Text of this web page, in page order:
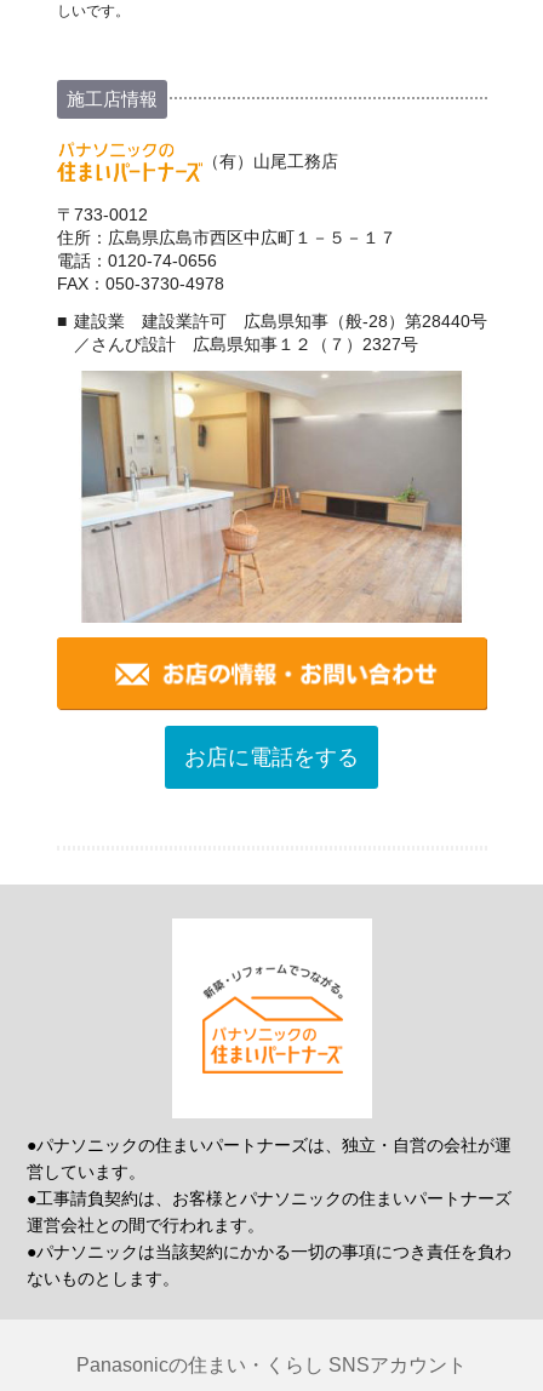
しいです。
施工店情報
（有）山尾工務店
〒733-0012
住所：広島県広島市西区中広町１－５－１７
電話：0120-74-0656
FAX：050-3730-4978
建設業 建設業許可 広島県知事（般-28）第28440号
／さんび設計 広島県知事１２（７）2327号
お店に電話をする
●パナソニックの住まいパートナーズは、独立・自営の会社が運
営しています。
●工事請負契約は、お客様とパナソニックの住まいパートナーズ
運営会社との間で行われます。
●パナソニックは当該契約にかかる一切の事項につき責任を負わ
ないものとします。
Panasonicの住まい・くらし SNSアカウント